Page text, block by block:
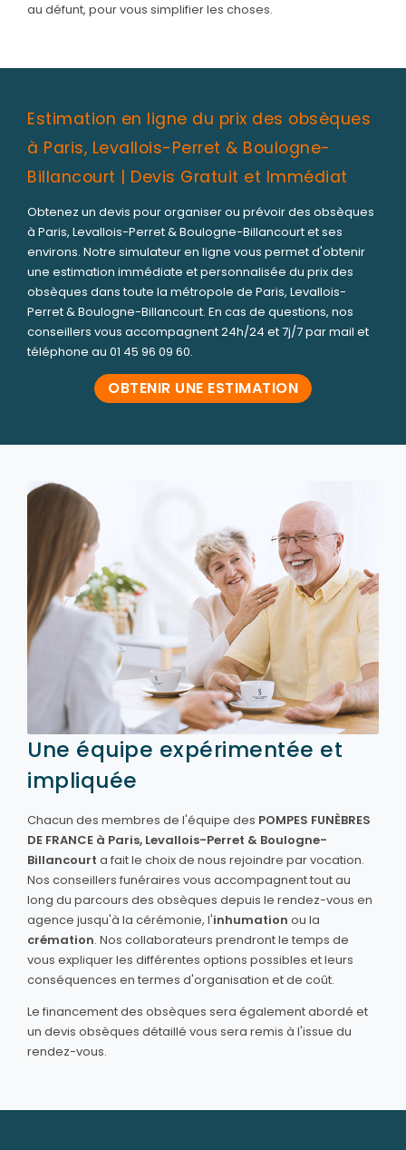
au défunt, pour vous simplifier les choses.
Estimation en ligne du prix des obsèques
à Paris, Levallois-Perret & Boulogne-
Billancourt | Devis Gratuit et Immédiat
Obtenez un devis pour organiser ou prévoir des obsèques
à Paris, Levallois-Perret & Boulogne-Billancourt et ses
environs. Notre simulateur en ligne vous permet d'obtenir
une estimation immédiate et personnalisée du prix des
obsèques dans toute la métropole de Paris, Levallois-
Perret & Boulogne-Billancourt. En cas de questions, nos
conseillers vous accompagnent 24h/24 et 7j/7 par mail et
téléphone au 01 45 96 09 60.
OBTENIR UNE ESTIMATION
Une équipe expérimentée et
impliquée
Chacun des membres de l'équipe des POMPES FUNÈBRES
DE FRANCE à Paris, Levallois-Perret & Boulogne-
Billancourt a fait le choix de nous rejoindre par vocation.
Nos conseillers funéraires vous accompagnent tout au
long du parcours des obsèques depuis le rendez-vous en
agence jusqu'à la cérémonie, l'inhumation ou la
crémation. Nos collaborateurs prendront le temps de
vous expliquer les différentes options possibles et leurs
conséquences en termes d'organisation et de coût.
Le financement des obsèques sera également abordé et
un devis obsèques détaillé vous sera remis à l'issue du
rendez-vous.